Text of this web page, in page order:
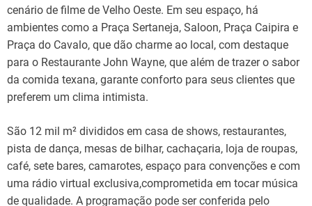
cenário de filme de Velho Oeste. Em seu espaço, há
ambientes como a Praça Sertaneja, Saloon, Praça Caipira e
Praça do Cavalo, que dão charme ao local, com destaque
para o Restaurante John Wayne, que além de trazer o sabor
da comida texana, garante conforto para seus clientes que
preferem um clima intimista.
São 12 mil m² divididos em casa de shows, restaurantes,
pista de dança, mesas de bilhar, cachaçaria, loja de roupas,
café, sete bares, camarotes, espaço para convenções e com
uma rádio virtual exclusiva,comprometida em tocar música
de qualidade. A programação pode ser conferida pelo